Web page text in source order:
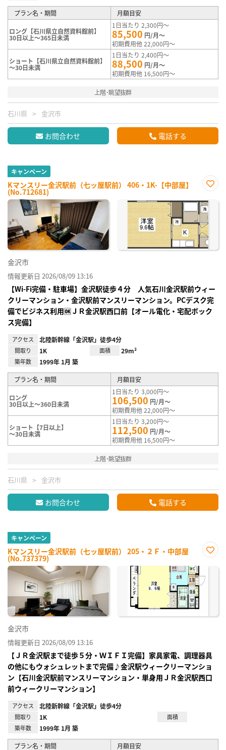
プラン名・期間 月額目安
ロング【石川県立自然資料館前】
30日以上～365日未満
1日当たり 2,300円～
85,500 円/月～
初期費用他 22,000円～
ショート【石川県立自然資料館前】
～30日未満
1日当たり 2,400円～
88,500 円/月～
初期費用他 16,500円～
上階･眺望抜群
石川県 金沢市
お問合わせ 電話する
キャンペーン
Kマンスリー金沢駅前（七ッ屋駅前） 406・1K-【中部屋】
(No.712681)
に入
り登
録
金沢市
情報更新日 2026/08/09 13:16
【Wi-Fi完備・駐車場】金沢駅徒歩４分 人気石川金沢駅前ウィー
クリーマンション・金沢駅前マンスリーマンション。PCデスク完
備でビジネス利用🆗ＪＲ金沢駅西口前【オール電化・宅配ボック
ス完備】
アクセス 北陸新幹線「金沢駅」徒歩4分
間取り 1K 面積 29m²
築年数 1999年 1月 築
プラン名・期間 月額目安
ロング
30日以上～360日未満
1日当たり 3,000円～
106,500 円/月～
初期費用他 22,000円～
ショート【7日以上】
～30日未満
1日当たり 3,200円～
112,500 円/月～
初期費用他 16,500円～
上階･眺望抜群
石川県 金沢市
お問合わせ 電話する
キャンペーン
Kマンスリー金沢駅前（七ッ屋駅前） 205・２Ｆ・中部屋
(No.737379)
に入
り登
録
金沢市
情報更新日 2026/08/09 13:16
【ＪＲ金沢駅まで徒歩５分・ＷＩＦＩ完備】家具家電、調理器具
の他にもウォシュレットまで完備♪金沢駅ウィークリーマンショ
ン【石川金沢駅前マンスリーマンション・単身用ＪＲ金沢駅西口
前ウィークリーマンション】
アクセス 北陸新幹線「金沢駅」徒歩4分
間取り 1K
面積
築年数
1999年 1月 築
プラン名・期間 月額目安